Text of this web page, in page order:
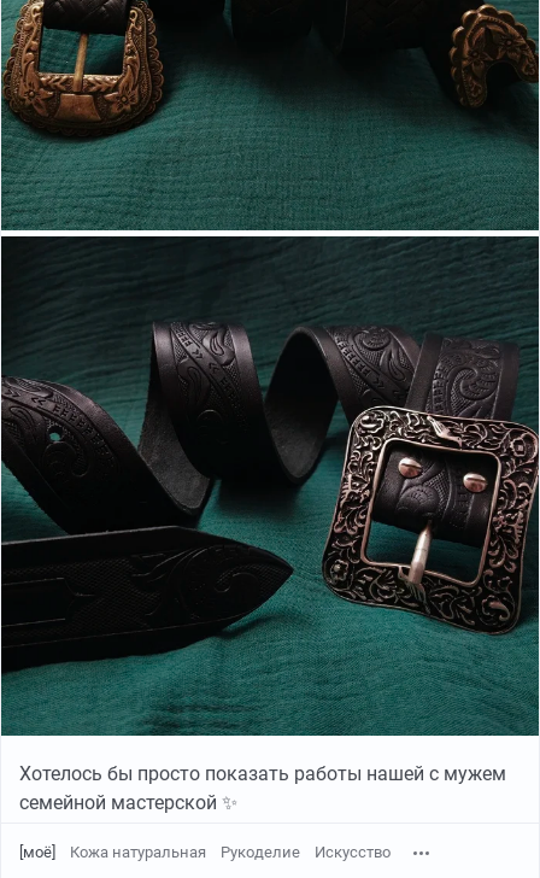
Хотелось бы просто показать работы нашей с мужем
семейной мастерской ✨
[моё] Кожа натуральная Рукоделие Искусство